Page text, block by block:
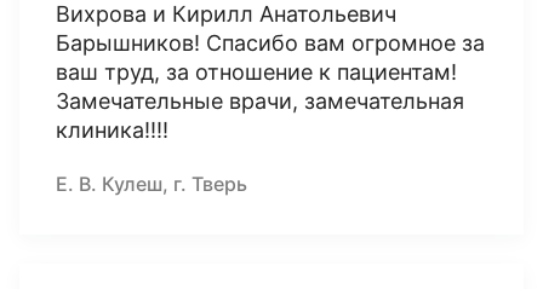
Вихрова и Кирилл Анатольевич
Барышников! Спасибо вам огромное за
ваш труд, за отношение к пациентам!
Замечательные врачи, замечательная
клиника!!!!
Е. В. Кулеш, г. Тверь